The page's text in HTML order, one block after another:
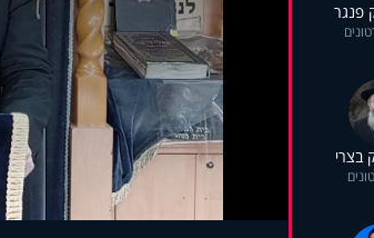
פנגר
בצרי